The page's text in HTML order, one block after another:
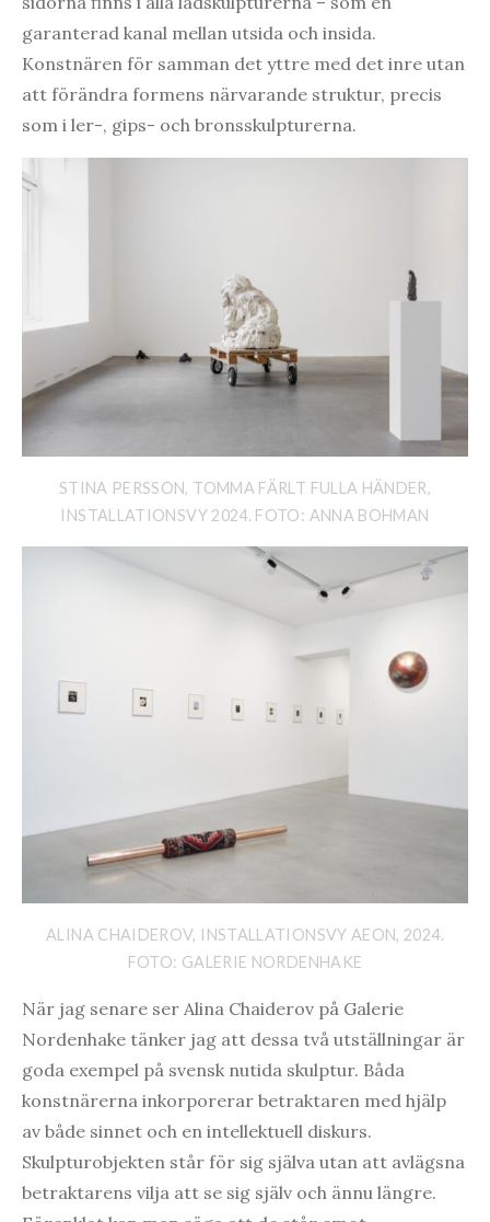
garanterad kanal mellan utsida och insida.
Konstnären för samman det yttre med det inre utan
att förändra formens närvarande struktur, precis
som i ler-, gips- och bronsskulpturerna.
STINA PERSSON, TOMMA FÄRLT FULLA HÄNDER,
INSTALLATIONSVY 2024. FOTO: ANNA BOHMAN
ALINA CHAIDEROV, INSTALLATIONSVY AEON, 2024.
FOTO: GALERIE NORDENHAKE
När jag senare ser Alina Chaiderov på Galerie
Nordenhake tänker jag att dessa två utställningar är
goda exempel på svensk nutida skulptur. Båda
konstnärerna inkorporerar betraktaren med hjälp
av både sinnet och en intellektuell diskurs.
Skulpturobjekten står för sig själva utan att avlägsna
betraktarens vilja att se sig själv och ännu längre.